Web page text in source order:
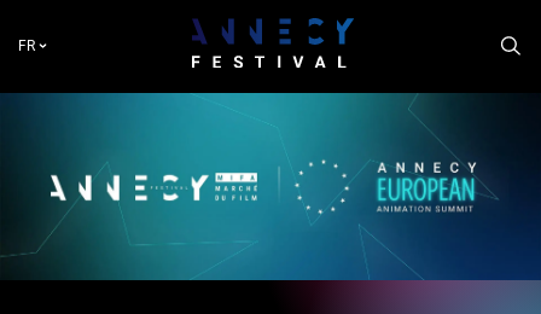
au
principal
FR